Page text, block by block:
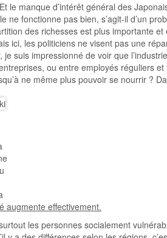
le manque d’intérêt général des
ne fonctionne pas bien, s’agit-il d’un
des richesses est plus importante
ici, les politiciens ne visent pas une
je suis impressionné de voir que
ou entre employés réguliers
ne même plus pouvoir se nourrir ?
augmente effectivement.
les personnes socialement